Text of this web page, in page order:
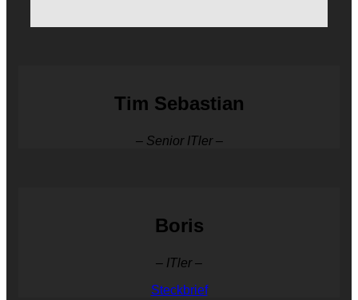
Tim Sebastian
– Senior ITler –
Boris
– ITler –
Steckbrief